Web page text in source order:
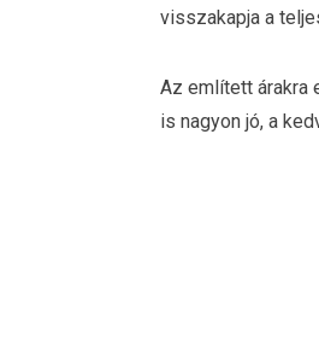
visszakapja a
Az említett árakra
is nagyon jó, a